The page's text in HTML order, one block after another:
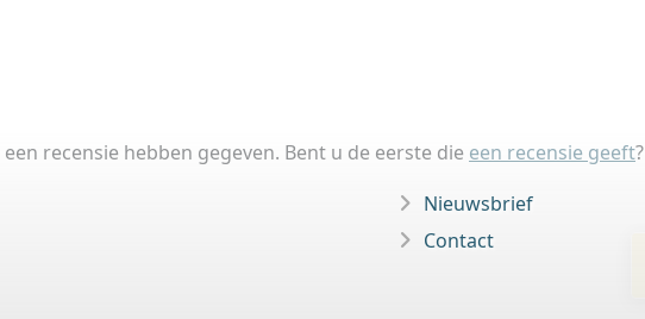
recensie hebben gegeven. Bent u de eerste die een recensie geeft?
Nieuwsbrief
Contact